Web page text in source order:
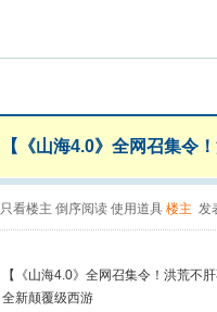
【《山海4.0》全网召集令
只看楼主 倒序阅读 使用道具 楼主 发
【《山海4.0》全网召集令！洪荒不
全新颠覆级西游